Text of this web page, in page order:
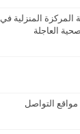
المنزلية في
العاجلة
التواصل